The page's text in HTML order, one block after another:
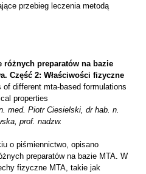
przebieg leczenia metodą
różnych preparatów na bazie
Część 2: Właściwości fizyczne
different mta-based formulations
properties
med. Piotr Ciesielski, dr hab. n.
prof. nadzw.
o piśmiennictwo, opisano
preparatów na bazie MTA. W
fizyczne MTA, takie jak